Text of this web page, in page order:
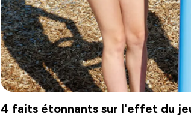
4 faits étonnants sur l'effet du